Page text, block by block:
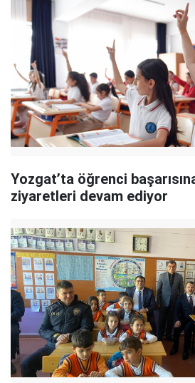
Yozgat’ta öğrenci
ziyaretleri devam ediyor